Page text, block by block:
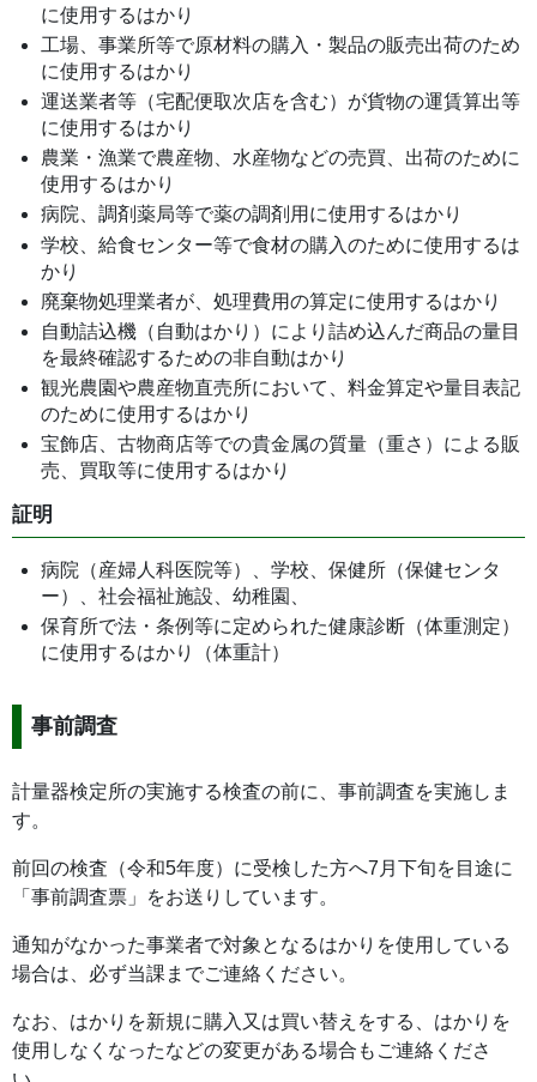
に使用するはかり
工場、事業所等で原材料の購入・製品の販売出荷のため
に使用するはかり
運送業者等（宅配便取次店を含む）が貨物の運賃算出等
に使用するはかり
農業・漁業で農産物、水産物などの売買、出荷のために
使用するはかり
病院、調剤薬局等で薬の調剤用に使用するはかり
学校、給食センター等で食材の購入のために使用するは
かり
廃棄物処理業者が、処理費用の算定に使用するはかり
自動詰込機（自動はかり）により詰め込んだ商品の量目
を最終確認するための非自動はかり
観光農園や農産物直売所において、料金算定や量目表記
のために使用するはかり
宝飾店、古物商店等での貴金属の質量（重さ）による販
売、買取等に使用するはかり
証明
病院（産婦人科医院等）、学校、保健所（保健センタ
ー）、社会福祉施設、幼稚園、
保育所で法・条例等に定められた健康診断（体重測定）
に使用するはかり（体重計）
事前調査
計量器検定所の実施する検査の前に、事前調査を実施しま
す。
前回の検査（令和5年度）に受検した方へ7月下旬を目途に
「事前調査票」をお送りしています。
通知がなかった事業者で対象となるはかりを使用している
場合は、必ず当課までご連絡ください。
なお、はかりを新規に購入又は買い替えをする、はかりを
使用しなくなったなどの変更がある場合もご連絡くださ